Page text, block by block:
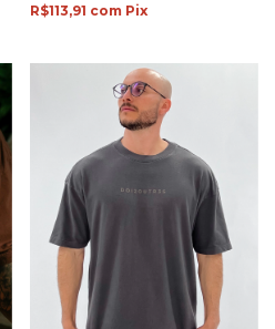
R$113,91 com Pix